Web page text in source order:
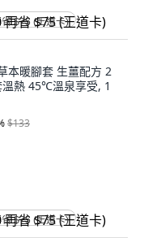
$75 (王道卡)
本暖腳套 生薑配方 2
熱 45℃溫泉享受, 1
$133
$75 (王道卡)